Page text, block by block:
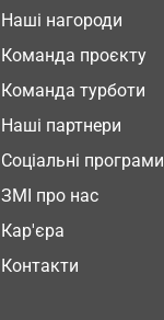
Наші нагороди
Команда проєкту
Команда турботи
Наші партнери
Соціальні програми
ЗМІ про нас
Кар'єра
Контакти